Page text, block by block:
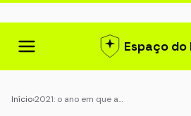
Espaço do
Início›2021: o ano em que a…